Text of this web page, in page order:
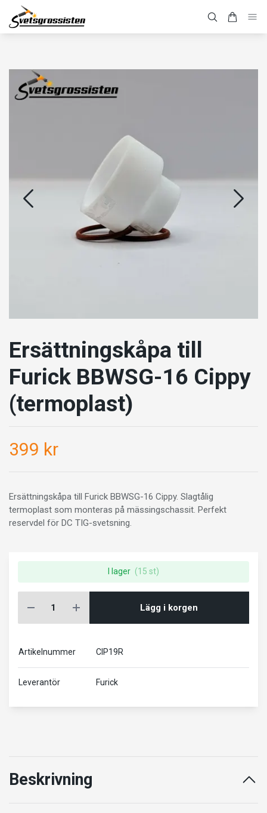
Ersättningskåpa till
Furick BBWSG-16 Cippy
(termoplast)
399 kr
Ersättningskåpa till Furick BBWSG-16 Cippy. Slagtålig
termoplast som monteras på mässingschassit. Perfekt
reservdel för DC TIG-svetsning.
I lager (15 st)
Lägg i korgen
Artikelnummer CIP19R
Leverantör Furick
Beskrivning